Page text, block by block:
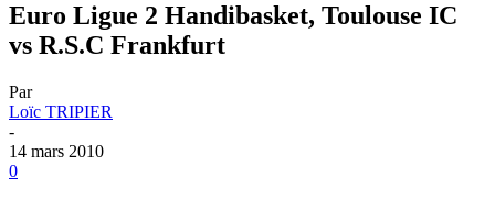
Euro Ligue 2 Handibasket, Toulouse IC
vs R.S.C Frankfurt
Par
Loïc TRIPIER
-
14 mars 2010
0